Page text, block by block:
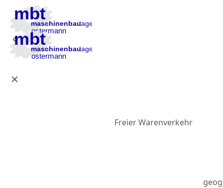
Zur Hauptnavigation
Zum Inhalt
Zur Fußzeile
Freier Warenverkehr